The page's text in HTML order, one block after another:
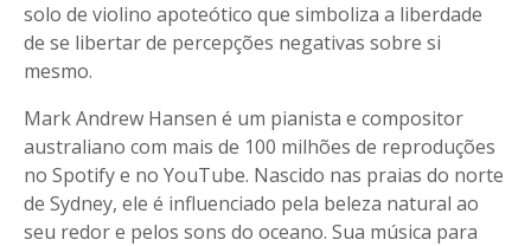
solo de violino apoteótico que simboliza a liberdade
de se libertar de percepções negativas sobre si
mesmo.
Mark Andrew Hansen é um pianista e compositor
australiano com mais de 100 milhões de reproduções
no Spotify e no YouTube. Nascido nas praias do norte
de Sydney, ele é influenciado pela beleza natural ao
seu redor e pelos sons do oceano. Sua música para